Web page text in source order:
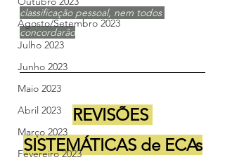
Agosto/Setembro 2023
Julho 2023
Junho 2023
Maio 2023
Abril 2023
Março 2023
Fevereiro 2023
classificação pessoal, nem todos
concordarão
REVISÕES
SISTEMÁTICAS de ECAs